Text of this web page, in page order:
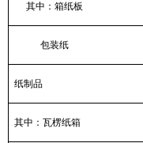
其中：箱纸板
包装纸
纸制品
其中：瓦楞纸箱